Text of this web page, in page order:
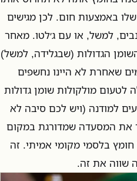
באמצעות חום. לכן מגישים
למשל, או עם ג׳לטו. מאחר
הגדולות (שבגלידה, למשל)
שאחרת לא היינו נחשפים
לטעום מולקולות שומן גדולות
למודנה (ויש לכם סיבה לא
את המסעדה שמדורגת במקום
בלסמי מקומי אמיתי. זה
שווה את זה.